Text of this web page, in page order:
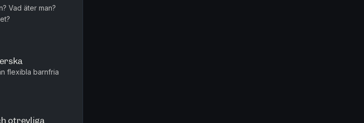
Vad äter man?
flexibla barnfria
otrevliga